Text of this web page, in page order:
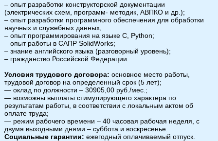
– опыт разработки конструкторской документации
(электрических схем, программ- методик, АВПКО и др.);
– опыт разработки программного обеспечения для обработки
научных и служебных данных;
– опыт программирования на языке С, Python;
– опыт работы в САПР SolidWorks;
– знание английского языка (разговорный уровень);
– гражданство Российской Федерации.
Условия трудового договора: основное место работы,
трудовой договор на определенный срок (5 лет);
— оклад по должности – 30905,00 руб./мес.;
— возможны выплаты стимулирующего характера по
результатам работы, в соответствии с локальным актом об
оплате труда;
— режим рабочего времени – 40 часовая рабочая неделя, с
двумя выходными днями – суббота и воскресенье.
Социальные гарантии: ежегодный оплачиваемый отпуск.